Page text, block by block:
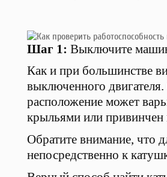
Шаг 1: Выключите
Как и при большинстве
выключенного
расположение может
крыльями или привинчен
Обратите внимание, что
непосредственно к